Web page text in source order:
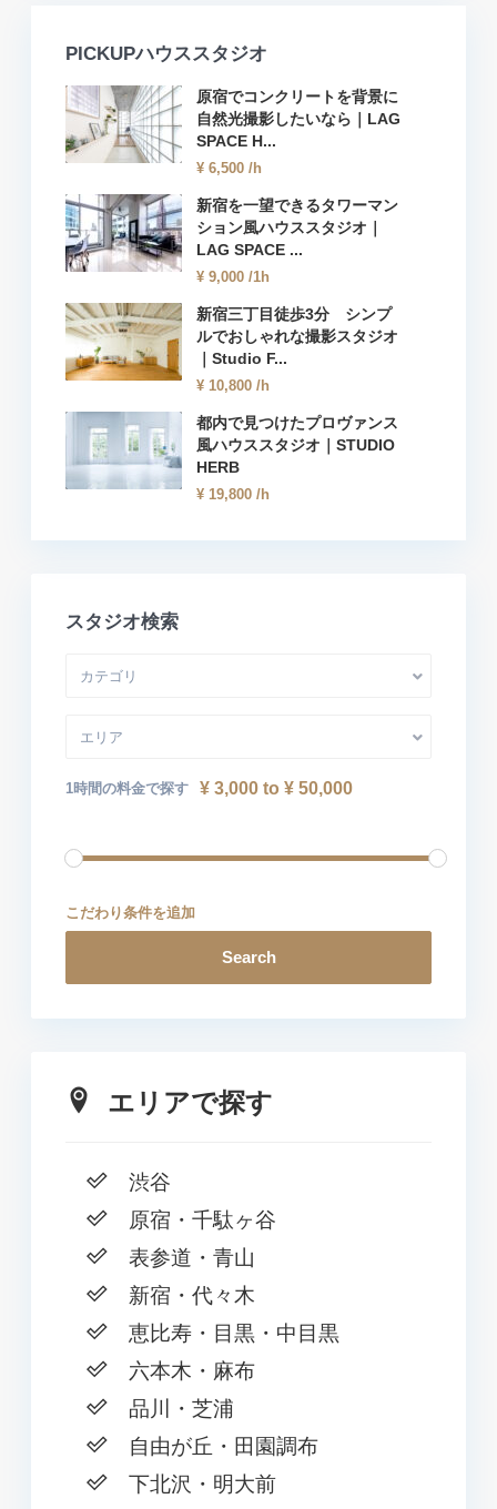
PICKUPハウススタジオ
原宿でコンクリートを背景に
自然光撮影したいなら｜LAG
SPACE H...
¥ 6,500 /h
新宿を一望できるタワーマン
ション風ハウススタジオ｜
LAG SPACE ...
¥ 9,000 /1h
新宿三丁目徒歩3分 シンプ
ルでおしゃれな撮影スタジオ
｜Studio F...
¥ 10,800 /h
都内で見つけたプロヴァンス
風ハウススタジオ｜STUDIO
HERB
¥ 19,800 /h
スタジオ検索
カテゴリ
エリア
1時間の料金で探す ¥ 3,000 to ¥ 50,000
こだわり条件を追加
Search
エリアで探す
渋谷
原宿・千駄ヶ谷
表参道・青山
新宿・代々木
恵比寿・目黒・中目黒
六本木・麻布
品川・芝浦
自由が丘・田園調布
下北沢・明大前